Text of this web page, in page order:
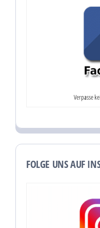
Verpasse
FOLGE UNS AUF